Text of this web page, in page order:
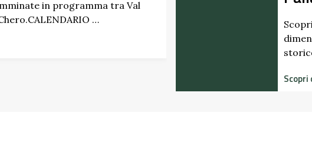
Scopri i profumi inaspettati di erbe e frutti